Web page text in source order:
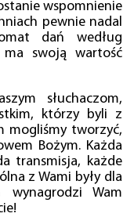
wspomnienie
pewnie nadal
dań według
ma swoją wartość
słuchaczom,
którzy byli z
mogliśmy tworzyć,
Bożym. Każda
transmisja, każde
z Wami były dla
Wam